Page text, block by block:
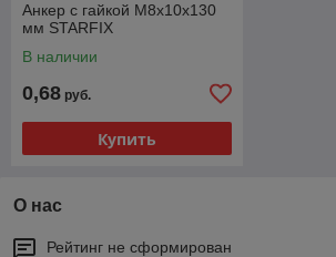
Анкер с гайкой М8х10х130
мм STARFIX
В наличии
0,68 руб.
Купить
О нас
Рейтинг не сформирован